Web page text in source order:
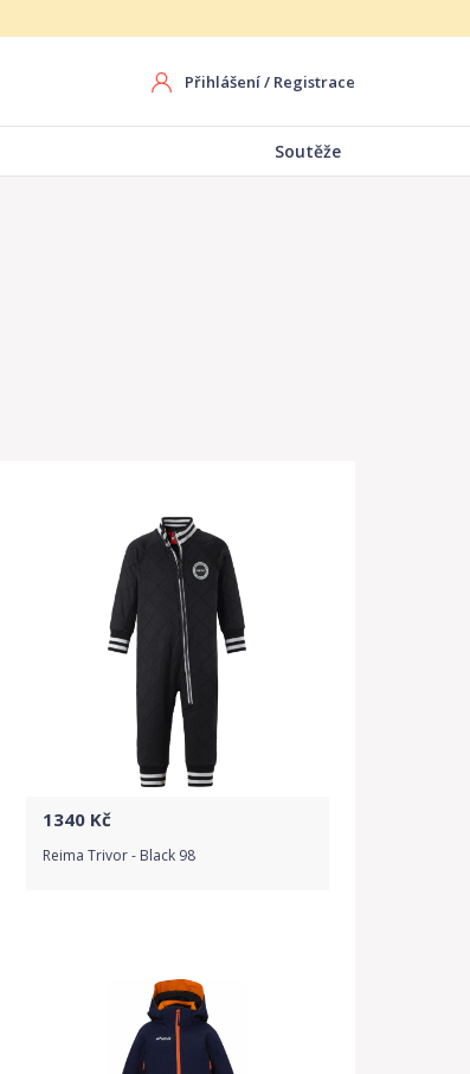
Přihlášení/ Registrace
Soutěže
1340Kč
Reima Trivor - Black 98
Detail produktu